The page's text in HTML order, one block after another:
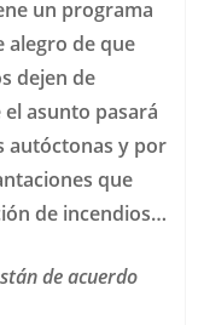
un programa
alegro de que
dejen de
asunto pasará
autóctonas y por
que
de incendios…
de acuerdo